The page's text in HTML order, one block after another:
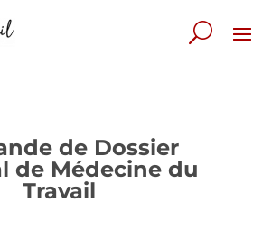
de Dossier
de Médecine du
Travail